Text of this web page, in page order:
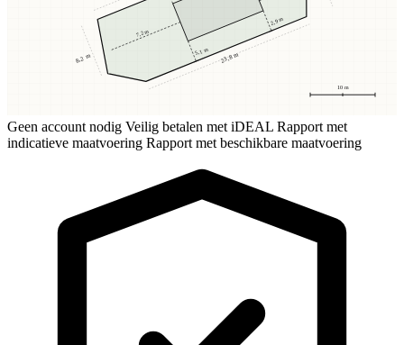
10 m
5,1 m
2,9 m
7,2 m
23,8 m
8,2 m
Geen account nodig Veilig betalen met iDEAL Rapport met
indicatieve maatvoering Rapport met beschikbare maatvoering